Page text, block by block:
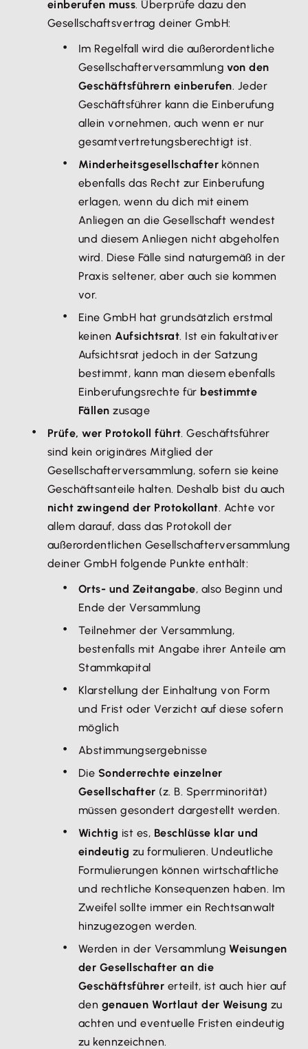
einberufen muss. Überprüfe dazu den
Gesellschaftsvertrag deiner GmbH:
Im Regelfall wird die außerordentliche
Gesellschafterversammlungvon den
Geschäftsführern einberufen. Jeder
Geschäftsführer kann die Einberufung
allein vornehmen, auch wenn er nur
gesamtvertretungsberechtigt ist.
Minderheitsgesellschafter können
ebenfalls das Recht zur Einberufung
erlagen, wenn du dich mit einem
Anliegen an die Gesellschaft wendest
und diesem Anliegen nicht abgeholfen
wird. Diese Fälle sind naturgemäß in der
Praxis seltener, aber auch sie kommen
vor.
Eine GmbH hat grundsätzlich erstmal
keinenAufsichtsrat. Ist ein fakultativer
Aufsichtsrat jedoch in der Satzung
bestimmt, kann man diesem ebenfalls
Einberufungsrechte für bestimmte
Fällen zusage
Prüfe, wer Protokoll führt. Geschäftsführer
sind kein originäres Mitglied der
Gesellschafterversammlung, sofern sie keine
Geschäftsanteile halten. Deshalb bist du auch
nicht zwingend der Protokollant. Achte vor
allem darauf, dass das Protokoll der
außerordentlichen Gesellschafterversammlung
deiner GmbH folgende Punkte enthält:
Orts- und Zeitangabe, also Beginn und
Ende der Versammlung
Teilnehmer der Versammlung,
bestenfalls mit Angabe ihrer Anteile am
Stammkapital
Klarstellung der Einhaltung von Form
und Frist oder Verzicht auf diese sofern
möglich
Abstimmungsergebnisse
Die Sonderrechte einzelner
Gesellschafter (z. B. Sperrminorität)
müssen gesondert dargestellt werden.
Wichtig ist es, Beschlüsse klar und
eindeutig zu formulieren. Undeutliche
Formulierungen können wirtschaftliche
und rechtliche Konsequenzen haben. Im
Zweifel sollte immer ein Rechtsanwalt
hinzugezogen werden.
Werden in der VersammlungWeisungen
der Gesellschafter an die
Geschäftsführer erteilt, ist auch hier auf
den genauen Wortlaut der Weisung zu
achten und eventuelle Fristen eindeutig
zu kennzeichnen.